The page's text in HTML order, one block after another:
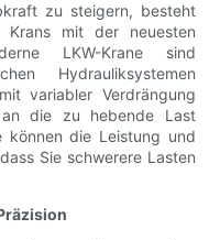
zu steigern, besteht
Krans mit der neuesten
LKW-Krane sind
Hydrauliksystemen
variabler Verdrängung
die zu hebende Last
können die Leistung und
Sie schwerere Lasten